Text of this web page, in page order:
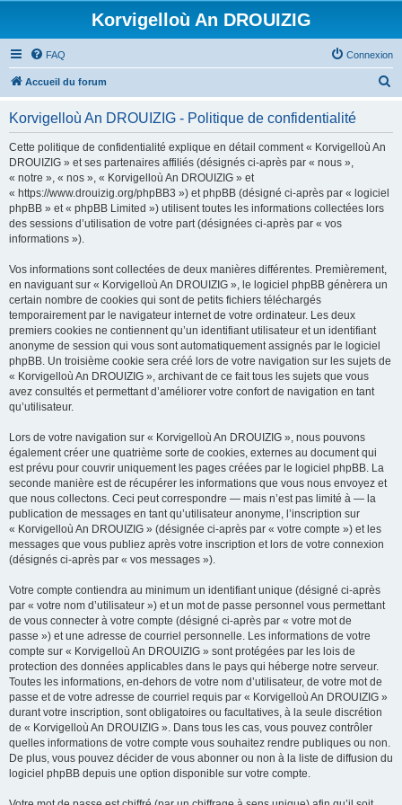
Korvigelloù An DROUIZIG
FAQ Connexion
Accueil du forum
Korvigelloù An DROUIZIG - Politique de confidentialité
Cette politique de confidentialité explique en détail comment « Korvigelloù An
DROUIZIG » et ses partenaires affiliés (désignés ci-après par « nous »,
« notre », « nos », « Korvigelloù An DROUIZIG » et
« https://www.drouizig.org/phpBB3 ») et phpBB (désigné ci-après par « logiciel
phpBB » et « phpBB Limited ») utilisent toutes les informations collectées lors
des sessions d’utilisation de votre part (désignées ci-après par « vos
informations »).
Vos informations sont collectées de deux manières différentes. Premièrement,
en naviguant sur « Korvigelloù An DROUIZIG », le logiciel phpBB génèrera un
certain nombre de cookies qui sont de petits fichiers téléchargés
temporairement par le navigateur internet de votre ordinateur. Les deux
premiers cookies ne contiennent qu’un identifiant utilisateur et un identifiant
anonyme de session qui vous sont automatiquement assignés par le logiciel
phpBB. Un troisième cookie sera créé lors de votre navigation sur les sujets de
« Korvigelloù An DROUIZIG », archivant de ce fait tous les sujets que vous
avez consultés et permettant d’améliorer votre confort de navigation en tant
qu’utilisateur.
Lors de votre navigation sur « Korvigelloù An DROUIZIG », nous pouvons
également créer une quatrième sorte de cookies, externes au document qui
est prévu pour couvrir uniquement les pages créées par le logiciel phpBB. La
seconde manière est de récupérer les informations que vous nous envoyez et
que nous collectons. Ceci peut correspondre — mais n’est pas limité à — la
publication de messages en tant qu’utilisateur anonyme, l’inscription sur
« Korvigelloù An DROUIZIG » (désignée ci-après par « votre compte ») et les
messages que vous publiez après votre inscription et lors de votre connexion
(désignés ci-après par « vos messages »).
Votre compte contiendra au minimum un identifiant unique (désigné ci-après
par « votre nom d’utilisateur ») et un mot de passe personnel vous permettant
de vous connecter à votre compte (désigné ci-après par « votre mot de
passe ») et une adresse de courriel personnelle. Les informations de votre
compte sur « Korvigelloù An DROUIZIG » sont protégées par les lois de
protection des données applicables dans le pays qui héberge notre serveur.
Toutes les informations, en-dehors de votre nom d’utilisateur, de votre mot de
passe et de votre adresse de courriel requis par « Korvigelloù An DROUIZIG »
durant votre inscription, sont obligatoires ou facultatives, à la seule discrétion
de « Korvigelloù An DROUIZIG ». Dans tous les cas, vous pouvez contrôler
quelles informations de votre compte vous souhaitez rendre publiques ou non.
De plus, vous pouvez décider de vous abonner ou non à la liste de diffusion du
logiciel phpBB depuis une option disponible sur votre compte.